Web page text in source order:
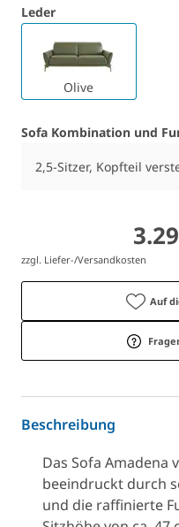
Leder
Olive
Sofa Kombination und
2,5-Sitzer, Kopfteil
zzgl. Liefer-/Versandkosten
Auf
Beschreibung
Das Sofa Amadena
beeindruckt durch
und die raffinierte